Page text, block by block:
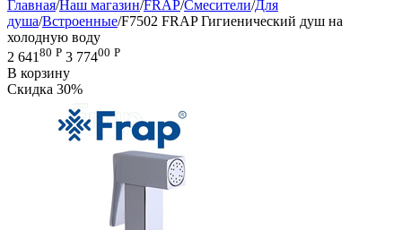
Главная/Наш магазин/FRAP/Смесители/Для
душа/Встроенные/F7502 FRAP Гигиенический душ на
холодную воду
2 641 80 Р 3 77400 Р
В корзину
Скидка 30%